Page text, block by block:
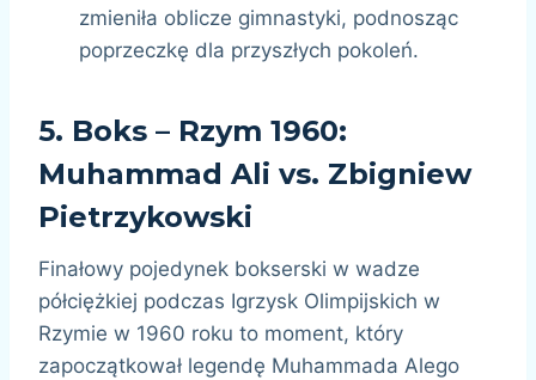
zmieniła oblicze gimnastyki, podnosząc
poprzeczkę dla przyszłych pokoleń.
5. Boks – Rzym 1960:
Muhammad Ali vs. Zbigniew
Pietrzykowski
Finałowy pojedynek bokserski w wadze
półciężkiej podczas Igrzysk Olimpijskich w
Rzymie w 1960 roku to moment, który
zapoczątkował legendę Muhammada Alego